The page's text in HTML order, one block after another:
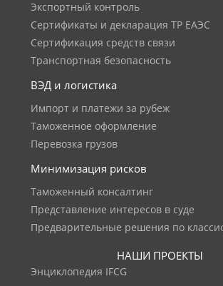
Экспортный контроль
Сертификаты и декларация ТР ЕАЭС
Сертификация средств связи
Транспортная безопасность
ВЭД и логистика
Импорт и платежи за рубеж
Таможенное оформление
Перевозка грузов
Минимизация рисков
Таможенный консалтинг
Представление интересов в суде
Предварительные решения по
НАШИ ПРОЕКТЫ
Энциклопедия IFCG